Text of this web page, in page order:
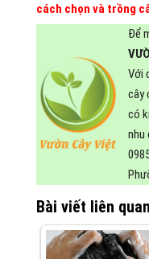
cách chọn và trồng
Để
Với
cây
có
nhu
Bài viết liên